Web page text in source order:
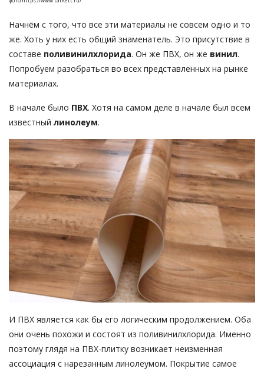
Начнём с того, что все эти материалы не совсем одно и то
же. Хоть у них есть общий знаменатель. Это присутствие в
составе поливинилхлорида. Он же ПВХ, он же винил.
Попробуем разобраться во всех представленных на рынке
материалах.
В начале было ПВХ. Хотя на самом деле в начале был всем
известный линолеум.
И ПВХ является как бы его логическим продолжением. Оба
они очень похожи и состоят из поливинилхлорида. Именно
поэтому глядя на ПВХ-плитку возникает неизменная
ассоциация с нарезанным линолеумом. Покрытие самое